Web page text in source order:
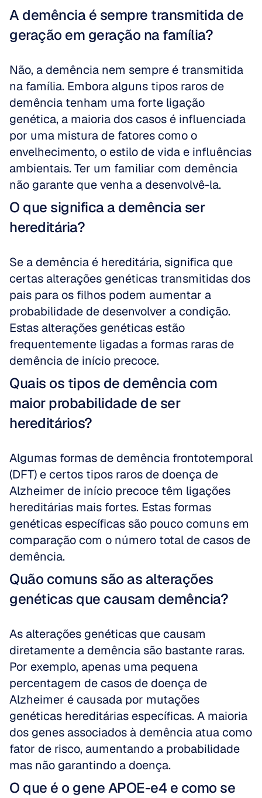
A demência é sempre transmitida de
geração em geração na família?
Não, a demência nem sempre é transmitida
na família. Embora alguns tipos raros de
demência tenham uma forte ligação
genética, a maioria dos casos é influenciada
por uma mistura de fatores como o
envelhecimento, o estilo de vida e influências
ambientais. Ter um familiar com demência
não garante que venha a desenvolvê-la.
O que significa a demência ser
hereditária?
Se a demência é hereditária, significa que
certas alterações genéticas transmitidas dos
pais para os filhos podem aumentar a
probabilidade de desenvolver a condição.
Estas alterações genéticas estão
frequentemente ligadas a formas raras de
demência de início precoce.
Quais os tipos de demência com
maior probabilidade de ser
hereditários?
Algumas formas de demência frontotemporal
(DFT) e certos tipos raros de doença de
Alzheimer de início precoce têm ligações
hereditárias mais fortes. Estas formas
genéticas específicas são pouco comuns em
comparação com o número total de casos de
demência.
Quão comuns são as alterações
genéticas que causam demência?
As alterações genéticas que causam
diretamente a demência são bastante raras.
Por exemplo, apenas uma pequena
percentagem de casos de doença de
Alzheimer é causada por mutações
genéticas hereditárias específicas. A maioria
dos genes associados à demência atua como
fator de risco, aumentando a probabilidade
mas não garantindo a doença.
O que é o gene APOE-e4 e como se